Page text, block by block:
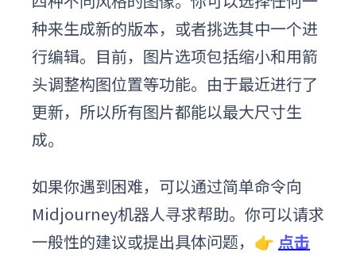
种来生成新的版本，或者挑选其中一个进
行编辑。目前，图片选项包括缩小和用箭
头调整构图位置等功能。由于最近进行了
更新，所以所有图片都能以最大尺寸生
成。
如果你遇到困难，可以通过简单命令向
Midjourney机器人寻求帮助。你可以请求
一般性的建议或提出具体问题， 👉 点击